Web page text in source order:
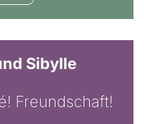
Sibylle
Freundschaft!